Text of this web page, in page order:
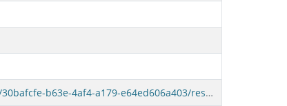
https://donnees.montreal.ca/dataset/30bafcfe-b63e-4af4-a179-e64ed606a403/resource/48bc4a01-d21e-44cc-974a-58dfe8773233/download/donneesqualo2011.csv